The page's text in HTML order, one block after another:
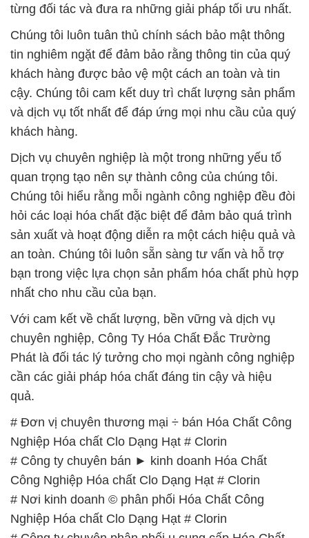
cậy. Chúng tôi cam kết duy trì chất lượng sản phẩm
và dịch vụ tốt nhất để đáp ứng mọi nhu cầu của quý
khách hàng.
Dịch vụ chuyên nghiệp là một trong những yếu tố
quan trọng tạo nên sự thành công của chúng tôi.
Chúng tôi hiểu rằng mỗi ngành công nghiệp đều đòi
hỏi các loại hóa chất đặc biệt để đảm bảo quá trình
sản xuất và hoạt động diễn ra một cách hiệu quả và
an toàn. Chúng tôi luôn sẵn sàng tư vấn và hỗ trợ
bạn trong việc lựa chọn sản phẩm hóa chất phù hợp
nhất cho nhu cầu của bạn.
Với cam kết về chất lượng, bền vững và dịch vụ
chuyên nghiệp, Công Ty Hóa Chất Đắc Trường
Phát là đối tác lý tưởng cho mọi ngành công nghiệp
cần các giải pháp hóa chất đáng tin cậy và hiệu
quả.
# Đơn vị chuyên thương mại ÷ bán Hóa Chất Công
Nghiệp Hóa chất Clo Dạng Hạt # Clorin
# Công ty chuyên bán ► kinh doanh Hóa Chất
Công Nghiệp Hóa chất Clo Dạng Hạt # Clorin
# Nơi kinh doanh © phân phối Hóa Chất Công
Nghiệp Hóa chất Clo Dạng Hạt # Clorin
# Công ty chuyên phân phối µ cung cấp Hóa Chất
Công Nghiệp Hóa chất Clo Dạng Hạt # Clorin
# Công ty bán – cung ứng Hóa Chất Công Nghiệp
Hóa chất Clo Dạng Hạt # Clorin
# Đơn vị chuyên cung ứng ⌠ phân phối Hóa Chất